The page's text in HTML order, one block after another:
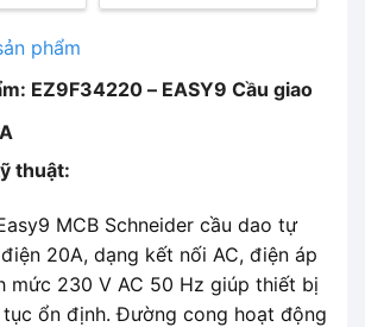
phẩm
EZ9F34220 – EASY9 Cầu giao
thuật:
MCB Schneider cầu dao tự
20A, dạng kết nối AC, điện áp
mức 230 V AC 50 Hz giúp thiết bị
ổn định. Đường cong hoạt động